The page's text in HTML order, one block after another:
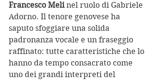
Francesco Meli nel ruolo di Gabriele
Adorno. Il tenore genovese ha
saputo sfoggiare una solida
padronanza vocale e un fraseggio
raffinato: tutte caratteristiche che lo
hanno da tempo consacrato come
uno dei grandi interpreti del